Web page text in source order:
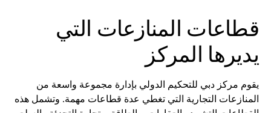
قطاعات المنازعات التي
يديرها المركز
يقوم مركز دبي للتحكيم الدولي بإدارة مجموعة واسعة من
المنازعات التجارية التي تغطي عدة قطاعات مهمة. وتشمل هذه